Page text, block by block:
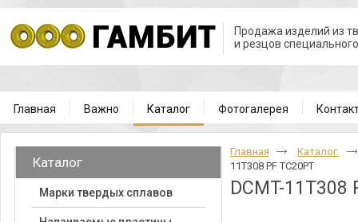
Продажа изделий из
и резцов
Главная Важно Каталог Фотогалерея
Каталог
Марки твердых сплавов
Главная
Каталог
11T308 PF TC20PT
DCMT-11T308